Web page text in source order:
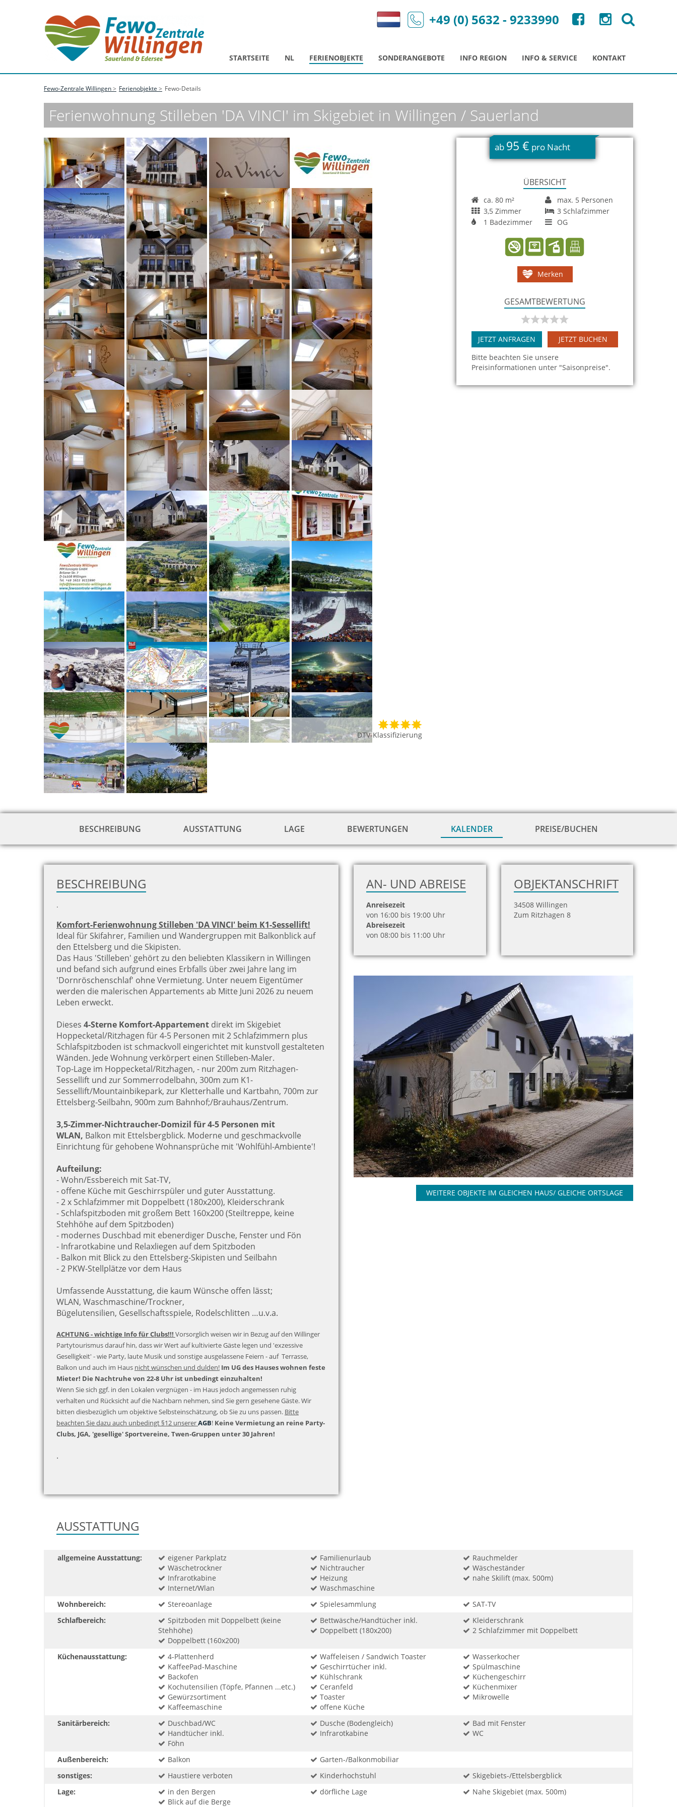
STARTSEITE NL FERIENOBJEKTE SONDERANGEBOTE INFO REGION INFO & SERVICE KONTAKT
+49 (0) 5632 - 9233990
Fewo-Zentrale Willingen Ferienobjekte Fewo-Details
Ferienwohnung Stilleben 'DA VINCI' im Skigebiet in Willingen / Sauerland
DTV-Klassifizierung
ab 95 € pro Nacht
ÜBERSICHT
ca. 80 m²
max. 5 Personen
3,5 Zimmer
3 Schlafzimmer
1 Badezimmer
OG
Merken
GESAMTBEWERTUNG
JETZT ANFRAGEN
JETZT BUCHEN
Bitte beachten Sie unsere
Preisinformationen unter "Saisonpreise".
BESCHREIBUNG AUSSTATTUNG LAGE BEWERTUNGEN KALENDER PREISE/BUCHEN
BESCHREIBUNG
.
Komfort-Ferienwohnung Stilleben 'DA VINCI' beim K1-Sessellift!
Ideal für Skifahrer, Familien und Wandergruppen mit Balkonblick auf
den Ettelsberg und die Skipisten.
Das Haus 'Stilleben' gehört zu den beliebten Klassikern in Willingen
und befand sich aufgrund eines Erbfalls über zwei Jahre lang im
'Dornröschenschlaf' ohne Vermietung. Unter neuem Eigentümer
werden die malerischen Appartements ab Mitte Juni 2026 zu neuem
Leben erweckt.
Dieses 4-Sterne Komfort-Appartement direkt im Skigebiet
Hoppecketal/Ritzhagen für 4-5 Personen mit 2 Schlafzimmern plus
Schlafspitzboden ist schmackvoll eingerichtet mit kunstvoll gestalteten
Wänden. Jede Wohnung verkörpert einen Stilleben-Maler.
Top-Lage im Hoppecketal/Ritzhagen, - nur 200m zum Ritzhagen-
Sessellift und zur Sommerrodelbahn, 300m zum K1-
Sessellift/Mountainbikepark, zur Kletterhalle und Kartbahn, 700m zur
Ettelsberg-Seilbahn, 900m zum Bahnhof;/Brauhaus/Zentrum.
3,5-Zimmer-Nichtraucher-Domizil für 4-5 Personen mit
WLAN, Balkon mit Ettelsbergblick. Moderne und geschmackvolle
Einrichtung für gehobene Wohnansprüche mit 'Wohlfühl-Ambiente'!
Aufteilung:
- Wohn/Essbereich mit Sat-TV,
- offene Küche mit Geschirrspüler und guter Ausstattung.
- 2 x Schlafzimmer mit Doppelbett (180x200), Kleiderschrank
- Schlafspitzboden mit großem Bett 160x200 (Steiltreppe, keine
Stehhöhe auf dem Spitzboden)
- modernes Duschbad mit ebenerdiger Dusche, Fenster und Fön
- Infrarotkabine und Relaxliegen auf dem Spitzboden
- Balkon mit Blick zu den Ettelsberg-Skipisten und Seilbahn
- 2 PKW-Stellplätze vor dem Haus
Umfassende Ausstattung, die kaum Wünsche offen lässt;
WLAN, Waschmaschine/Trockner,
Bügelutensilien, Gesellschaftsspiele, Rodelschlitten …u.v.a.
ACHTUNG - wichtige Info für Clubs!!! Vorsorglich weisen wir in Bezug auf den Willinger
Partytourismus darauf hin, dass wir Wert auf kultivierte Gäste legen und 'exzessive
Geselligkeit' - wie Party, laute Musik und sonstige ausgelassene Feiern - auf Terrasse,
Balkon und auch im Haus nicht wünschen und dulden! Im UG des Hauses wohnen feste
Mieter! Die Nachtruhe von 22-8 Uhr ist unbedingt einzuhalten!
Wenn Sie sich ggf. in den Lokalen vergnügen - im Haus jedoch angemessen ruhig
verhalten und Rücksicht auf die Nachbarn nehmen, sind Sie gern gesehene Gäste. Wir
bitten diesbezüglich um objektive Selbsteinschätzung, ob Sie zu uns passen. Bitte
beachten Sie dazu auch unbedingt §12 unsererAGB! Keine Vermietung an reine Party-
Clubs, JGA, 'gesellige' Sportvereine, Twen-Gruppen unter 30 Jahren!
.
AN- UND ABREISE
Anreisezeit
von 16:00 bis 19:00 Uhr
Abreisezeit
von 08:00 bis 11:00 Uhr
OBJEKTANSCHRIFT
34508 Willingen
Zum Ritzhagen 8
WEITERE OBJEKTE IM GLEICHEN HAUS/ GLEICHE ORTSLAGE
zur
AUSSTATTUNG
allgemeine Ausstattung: eigener Parkplatz Familienurlaub
Rauchmelder
Wäschetrockner
Nichtraucher
Wäscheständer
Infrarotkabine
Heizung
nahe Skilift (max. 500m)
Internet/Wlan
Waschmaschine
Wohnbereich:
Stereoanlage Spielesammlung
SAT-TV
Schlafbereich:
Spitzboden mit Doppelbett (keine
Stehhöhe)
Bettwäsche/Handtücher inkl.
Kleiderschrank
Doppelbett (180x200)
2 Schlafzimmer mit Doppelbett
Doppelbett (160x200)
Küchenausstattung:
4-Plattenherd Waffeleisen / Sandwich Toaster
Wasserkocher
KaffeePad-Maschine
Geschirrtücher inkl.
Spülmaschine
Backofen
Kühlschrank
Küchengeschirr
Kochutensilien (Töpfe, Pfannen ...etc.)
Ceranfeld
Küchenmixer
Gewürzsortiment
Toaster
Mikrowelle
Kaffeemaschine
offene Küche
Sanitärbereich:
Duschbad/WC Dusche (Bodengleich)
Bad mit Fenster
Handtücher inkl.
Infrarotkabine
WC
Föhn
Außenbereich:
Balkon
Garten-/Balkonmobiliar
sonstiges:
Haustiere verboten Kinderhochstuhl
Skigebiets-/Ettelsbergblick
Lage:
in den Bergen dörfliche Lage
Nahe Skigebiet (max. 500m)
Blick auf die Berge